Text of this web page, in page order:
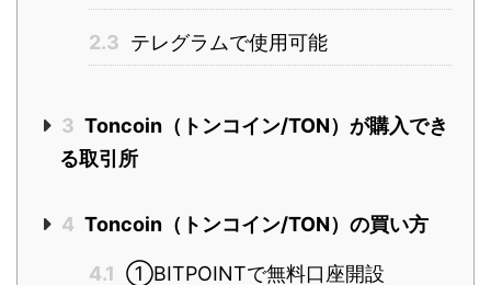
2.3 テレグラムで使用可能
3 Toncoin（トンコイン/TON）が購入でき
る取引所
4 Toncoin（トンコイン/TON）の買い方
4.1 ①BITPOINTで無料口座開設